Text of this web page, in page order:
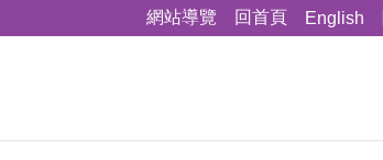
網站導覽 回首頁 English